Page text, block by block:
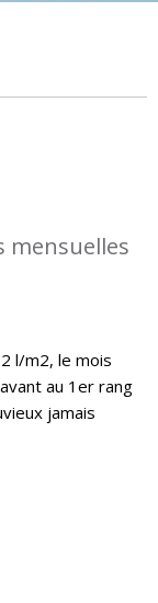
mensuelles
l/m2, le mois
au 1er rang
jamais